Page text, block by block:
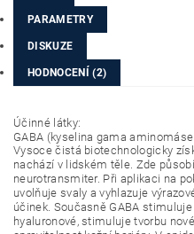
PARAMETRY
DISKUZE
HODNOCENÍ (2)
Účinné látky:
GABA (kyselina gama
Vysoce čistá biotechnologicky
nachází v lidském těle. Zde
neurotransmiter. Při aplikaci na
uvolňuje svaly a vyhlazuje
účinek. Současně GABA
hyaluronové, stimuluje tvorbu